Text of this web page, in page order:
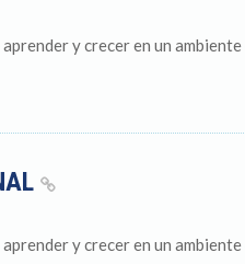
y crecer en un ambiente
y crecer en un ambiente